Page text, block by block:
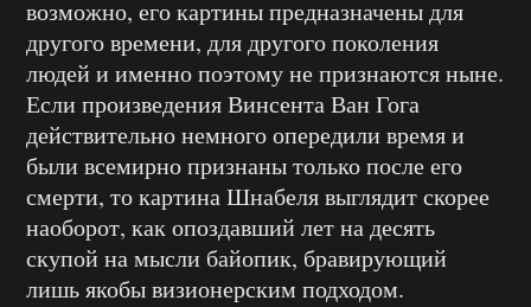
возможно, его картины предназначены для
другого времени, для другого поколения
людей и именно поэтому не признаются ныне.
Если произведения Винсента Ван Гога
действительно немного опередили время и
были всемирно признаны только после его
смерти, то картина Шнабеля выглядит скорее
наоборот, как опоздавший лет на десять
скупой на мысли байопик, бравирующий
лишь якобы визионерским подходом.